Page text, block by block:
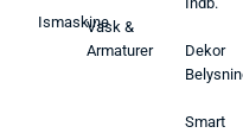
IsmaskineVask &
Armaturer
Dekor
Smart